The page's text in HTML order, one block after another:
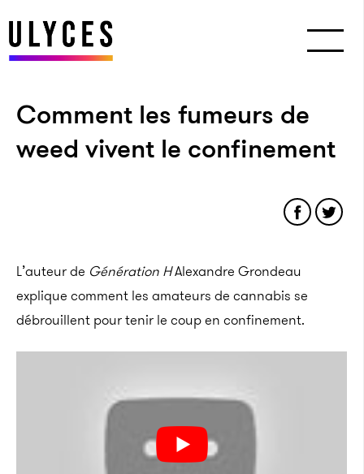
Comment les fumeurs de
weed vivent le confinement
L’auteur de Génération HAlexandre Grondeau
explique comment les amateurs de cannabis se
débrouillent pour tenir le coup en confinement.